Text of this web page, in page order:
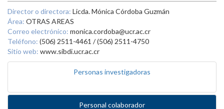
Director o directora: Licda. Mónica Córdoba Guzmán
Área: OTRAS AREAS
Correo electrónico: monica.cordoba@ucr.ac.cr
Teléfono: (506) 2511-4461 / (506) 2511-4750
Sitio web: www.sibdi.ucr.ac.cr
Personas investigadoras
Personal colaborador